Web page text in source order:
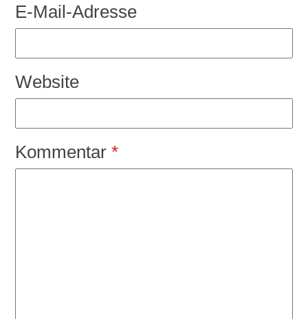
E-Mail-Adresse
Website
Kommentar*